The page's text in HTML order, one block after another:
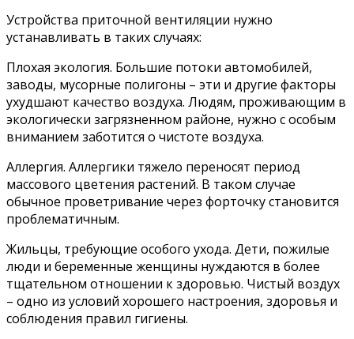
Устройства приточной вентиляции нужно
устанавливать в таких случаях:
Плохая экология. Большие потоки автомобилей,
заводы, мусорные полигоны – эти и другие факторы
ухудшают качество воздуха. Людям, проживающим в
экологически загрязненном районе, нужно с особым
вниманием заботится о чистоте воздуха.
Аллергия. Аллергики тяжело переносят период
массового цветения растений. В таком случае
обычное проветривание через форточку становится
проблематичным.
Жильцы, требующие особого ухода. Дети, пожилые
люди и беременные женщины нуждаются в более
тщательном отношении к здоровью. Чистый воздух
– одно из условий хорошего настроения, здоровья и
соблюдения правил гигиены.